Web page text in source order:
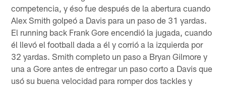
competencia, y éso fue después de la abertura cuando
Alex Smith golpeó a Davis para un paso de 31 yardas.
El running back Frank Gore encendió la jugada, cuando
él llevó el football dada a él y corrió a la izquierda por
32 yardas. Smith completo un paso a Bryan Gilmore y
una a Gore antes de entregar un paso corto a Davis que
usó su buena velocidad para romper dos tackles y